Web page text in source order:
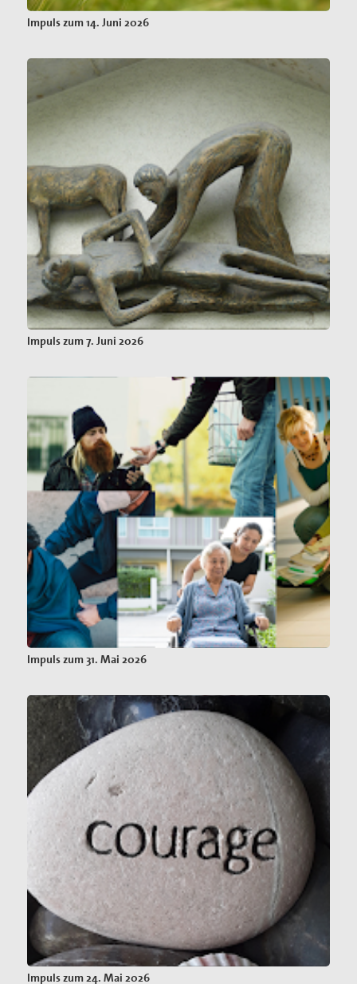
Impuls zum 14. Juni 2026
Impuls zum 7. Juni 2026
Impuls zum 31. Mai 2026
Impuls zum 24. Mai 2026